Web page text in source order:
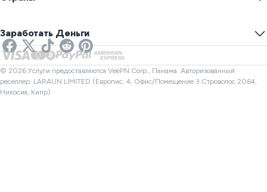
VPN для стриминга
Netflix VPN
Онлайн SMS
Проверка ссылок
Проверка файлов
Великобритания VPN
Канада VPN
Турция VPN
Заработать Деньги
Партнеры
© 2026 Услуги предоставляются VeePN Corp., Панама. Авторизованный
реселлер: LARAUN LIMITED (Европис, 4, Офис/Помещение 3 Строволос 2064,
Никосия, Кипр)